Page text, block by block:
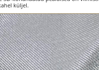
küljel.